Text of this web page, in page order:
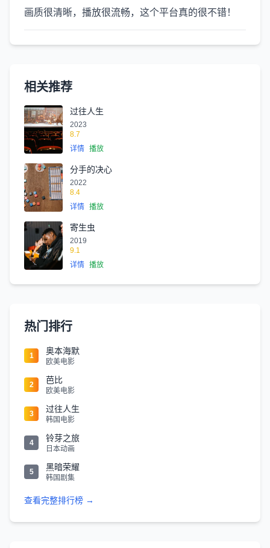
画质很清晰，播放很流畅，这个平台真的很不错！
相关推荐
过往人生
2023
8.7
详情 播放
分手的决心
2022
8.4
详情 播放
寄生虫
2019
9.1
详情 播放
热门排行
1 奥本海默
欧美电影
2 芭比
欧美电影
3 过往人生
韩国电影
4 铃芽之旅
日本动画
5 黑暗荣耀
韩国剧集
查看完整排行榜 →